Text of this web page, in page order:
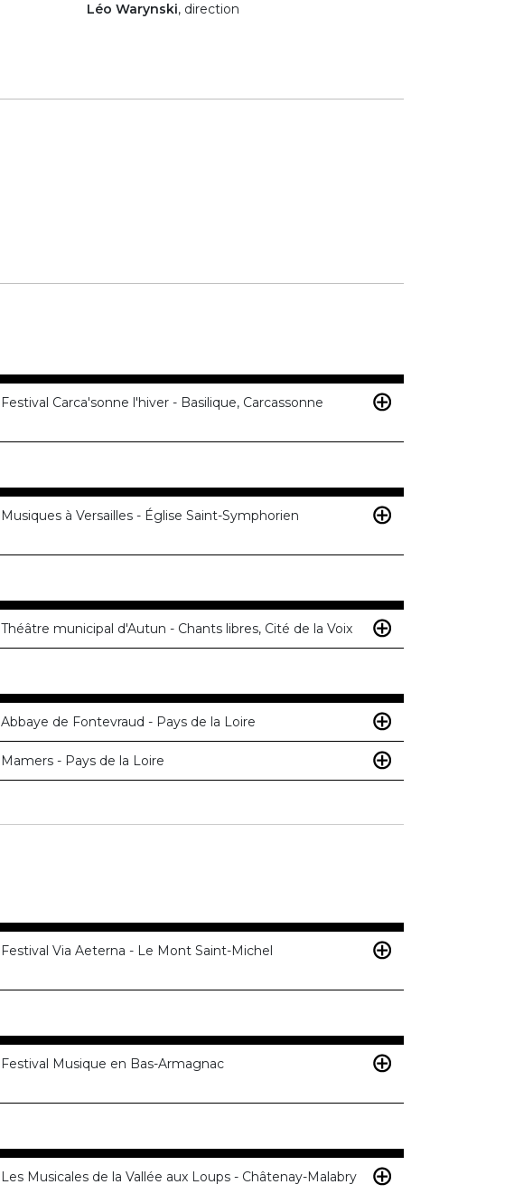
Léo Warynski, direction
Festival Carca'sonne l'hiver - Basilique, Carcassonne
Musiques à Versailles - Église Saint-Symphorien
Théâtre municipal d'Autun - Chants libres, Cité de la Voix
Abbaye de Fontevraud - Pays de la Loire
Mamers - Pays de la Loire
Festival Via Aeterna - Le Mont Saint-Michel
Festival Musique en Bas-Armagnac
Les Musicales de la Vallée aux Loups - Châtenay-Malabry